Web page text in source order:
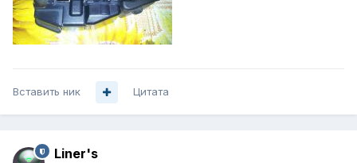
Вставить ник Цитата
Liner's